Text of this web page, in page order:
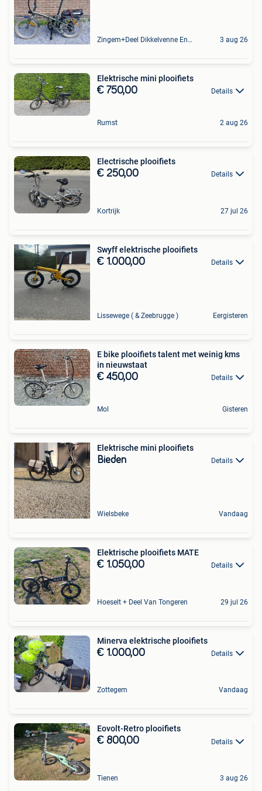
Zingem+Deel Dikkelvenne En Nederzwalm-Hermelgem 3 aug 26
Elektrische mini plooifiets
€ 750,00 Details
Rumst 2 aug 26
Electrische plooifiets
€ 250,00 Details
Kortrijk 27 jul 26
Swyff elektrische plooifiets
€ 1.000,00 Details
Lissewege ( & Zeebrugge ) Eergisteren
E bike plooifiets talent met weinig kms
in nieuwstaat
€ 450,00 Details
Mol Gisteren
Elektrische mini plooifiets
Bieden Details
Wielsbeke Vandaag
Elektrische plooifiets MATE
€ 1.050,00 Details
Hoeselt + Deel Van Tongeren 29 jul 26
Minerva elektrische plooifiets
€ 1.000,00 Details
Zottegem Vandaag
Eovolt-Retro plooifiets
€ 800,00 Details
Tienen 3 aug 26